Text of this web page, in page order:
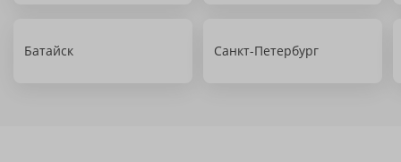
Батайск Санкт-Петербург